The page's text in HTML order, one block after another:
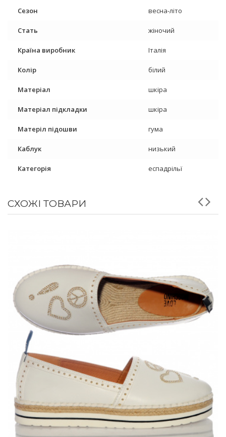
Сезон весна-літо
Стать жіночий
Країна виробник Італія
Колір білий
Матеріал шкіра
Матеріал підкладки шкіра
Матеріл підошви гума
Каблук низький
Категорія еспадрільї
СХОЖІ ТОВАРИ